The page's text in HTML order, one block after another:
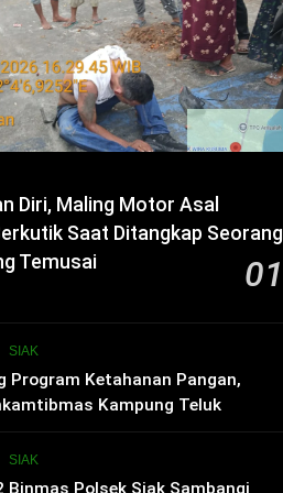
Diri, Maling Motor Asal
Saat Ditangkap Seorang
Temusai
01
SIAK
Program Ketahanan Pangan,
Kampung Teluk
Tinjau Tanaman Jagung Waga
SIAK